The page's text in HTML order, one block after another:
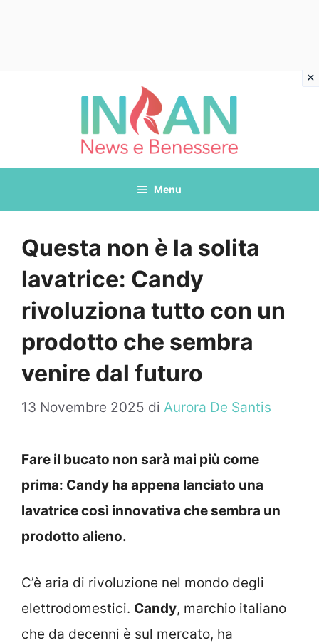
Menu
Questa non è la solita
lavatrice: Candy
rivoluziona tutto con un
prodotto che sembra
venire dal futuro
13 Novembre 2025 di Aurora De Santis
Fare il bucato non sarà mai più come
prima: Candy ha appena lanciato una
lavatrice così innovativa che sembra un
prodotto alieno.
C’è aria di rivoluzione nel mondo degli
elettrodomestici. Candy, marchio italiano
che da decenni è sul mercato, ha